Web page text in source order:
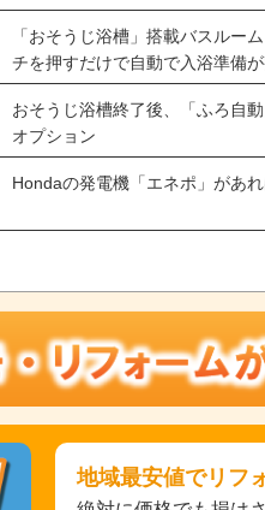
「おそうじ浴槽」搭載バスルー
チを押すだけで自動で入浴準備
おそうじ浴槽終了後、「ふろ自
オプション
Hondaの発電機「エネポ」があ
地域最安値でリフ